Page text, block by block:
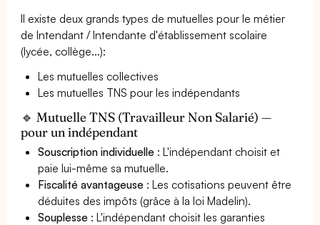
Il existe deux grands types de mutuelles pour le métier
de Intendant / Intendante d'établissement scolaire
(lycée, collège...):
Les mutuelles collectives
Les mutuelles TNS pour les indépendants
🔹 Mutuelle TNS (Travailleur Non Salarié) —
pour un indépendant
Souscription individuelle : L'indépendant choisit et
paie lui-même sa mutuelle.
Fiscalité avantageuse : Les cotisations peuvent être
déduites des impôts (grâce à la loi Madelin).
Souplesse : L'indépendant choisit les garanties